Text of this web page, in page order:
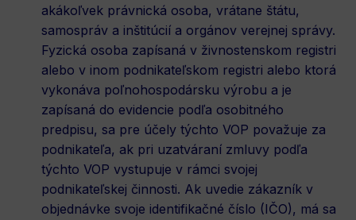
akákoľvek právnická osoba, vrátane štátu,
samospráv a inštitúcií a orgánov verejnej správy.
Fyzická osoba zapísaná v živnostenskom registri
alebo v inom podnikateľskom registri alebo ktorá
vykonáva poľnohospodársku výrobu a je
zapísaná do evidencie podľa osobitného
predpisu, sa pre účely týchto VOP považuje za
podnikateľa, ak pri uzatváraní zmluvy podľa
týchto VOP vystupuje v rámci svojej
podnikateľskej činnosti. Ak uvedie zákazník v
objednávke svoje identifikačné číslo (IČO), má sa